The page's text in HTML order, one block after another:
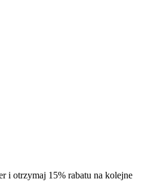
i otrzymaj 15% rabatu na kolejne